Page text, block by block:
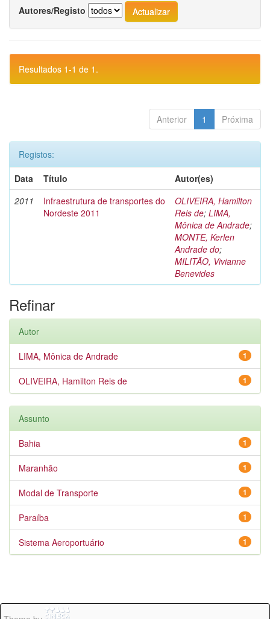
Autores/Registo
Resultados 1-1 de 1.
Anterior 1 Próxima
Registos:
Data
Título
Autor(es)
2011
Infraestrutura de transportes do
Nordeste 2011
OLIVEIRA, Hamilton
Reis de; LIMA,
Mônica de Andrade;
MONTE, Kerlen
Andrade do;
MILITÃO, Vivianne
Benevides
Refinar
Autor
1
LIMA, Mônica de Andrade
1
OLIVEIRA, Hamilton Reis de
Assunto
1
Bahia
1
Maranhão
1
Modal de Transporte
1
Paraíba
1
Sistema Aeroportuário